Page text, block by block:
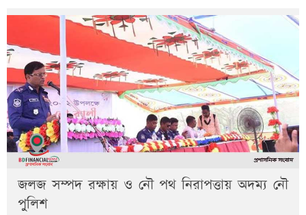
জলজ সম্পদ রক্ষায় ও নৌ পথ নিরাপত্তায় অদম্য নৌ
পুলিশ